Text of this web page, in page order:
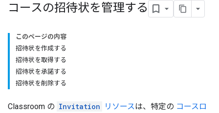
コースの招待状を管理する
このページの内容
招待状を作成する
招待状を取得する
招待状を承諾する
招待状を削除する
Classroom の Invitation リソースは、特定の コースロ